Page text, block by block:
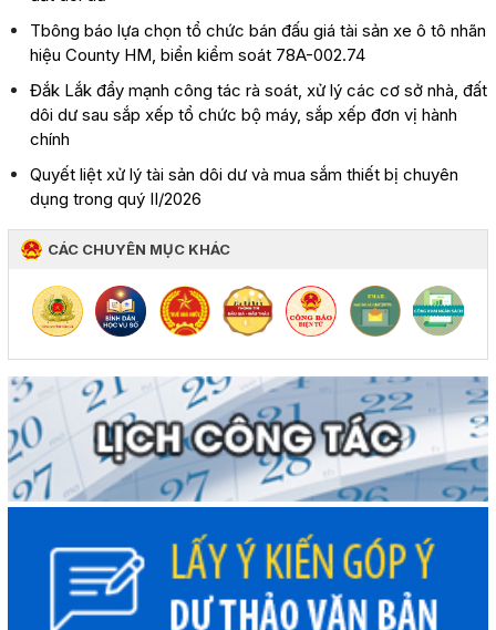
Tbông báo lựa chọn tổ chức bán đấu giá tài sản xe ô tô nhãn
hiệu County HM, biển kiểm soát 78A-002.74
Đắk Lắk đẩy mạnh công tác rà soát, xử lý các cơ sở nhà, đất
dôi dư sau sắp xếp tổ chức bộ máy, sắp xếp đơn vị hành
chính
Quyết liệt xử lý tài sản dôi dư và mua sắm thiết bị chuyên
dụng trong quý II/2026
CÁC CHUYÊN MỤC KHÁC